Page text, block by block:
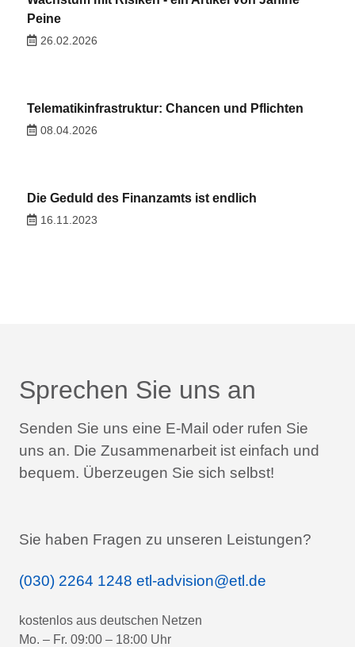
Peine
26.02.2026
Telematikinfrastruktur: Chancen und Pflichten
08.04.2026
Die Geduld des Finanzamts ist endlich
16.11.2023
Sprechen Sie uns an
Senden Sie uns eine E-Mail oder rufen Sie
uns an. Die Zusammenarbeit ist einfach und
bequem. Überzeugen Sie sich selbst!
Sie haben Fragen zu unseren Leistungen?
(030) 2264 1248 etl-advision@etl.de
kostenlos aus deutschen Netzen
Mo. – Fr. 09:00 – 18:00 Uhr